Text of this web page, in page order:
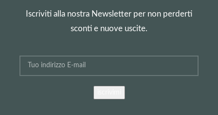
Iscriviti alla nostra Newsletter per non perderti
sconti e nuove uscite.